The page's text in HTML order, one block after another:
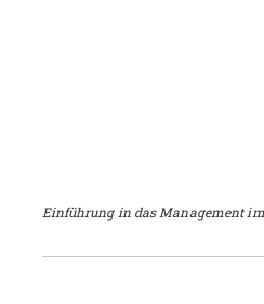
Einführung in das Management